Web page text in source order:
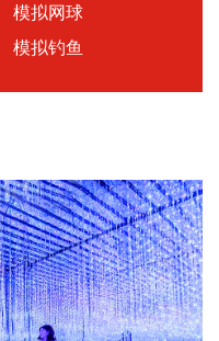
模拟网球
模拟钓鱼